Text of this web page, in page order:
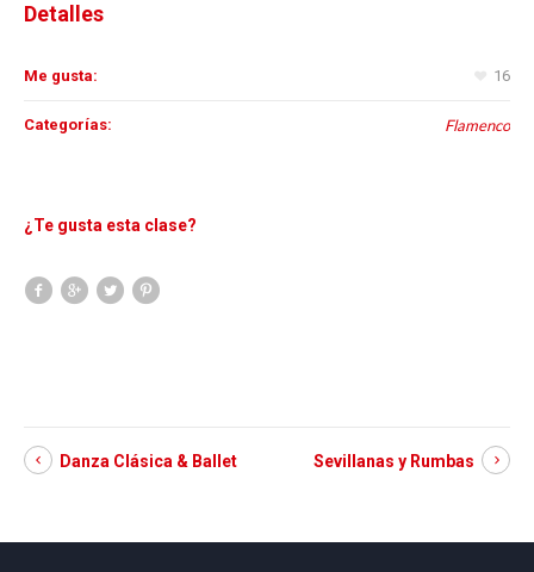
Detalles
Me gusta: 16
Categorías: Flamenco
¿Te gusta esta clase?
Danza Clásica & Ballet Sevillanas y Rumbas